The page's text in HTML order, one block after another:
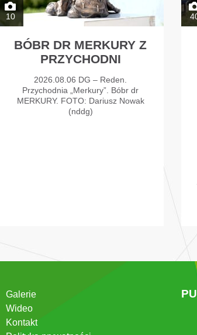
10
BÓBR DR MERKURY Z
PRZYCHODNI
2026.08.06 DG – Reden.
Przychodnia „Merkury”. Bóbr dr
MERKURY. FOTO: Dariusz Nowak
(nddg)
Galerie
Wideo
Kontakt